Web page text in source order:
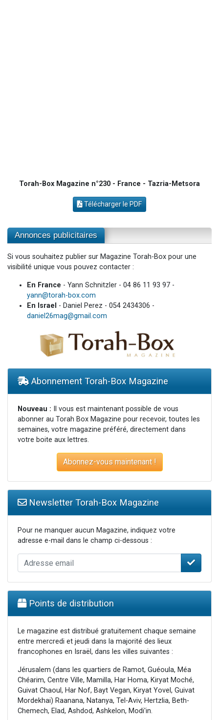
Torah-Box Magazine n°230 - France - Tazria-Metsora
Télécharger le PDF
Annonces publicitaires
Si vous souhaitez publier sur Magazine Torah-Box pour une
visibilité unique vous pouvez contacter :
En France - Yann Schnitzler - 04 86 11 93 97 -
yann@torah-box.com
En Israel - Daniel Perez - 054 2434306 -
daniel26mag@gmail.com
Abonnement Torah-Box Magazine
Nouveau : Il vous est maintenant possible de vous
abonner au Torah Box Magazine pour recevoir, toutes les
semaines, votre magazine préféré, directement dans
votre boite aux lettres.
Abonnez-vous maintenant !
Newsletter Torah-Box Magazine
Pour ne manquer aucun Magazine, indiquez votre
adresse e-mail dans le champ ci-dessous :
Points de distribution
Le magazine est distribué gratuitement chaque semaine
entre mercredi et jeudi dans la majorité des lieux
francophones en Israël, dans les villes suivantes :
Jérusalem (dans les quartiers de Ramot, Guéoula, Méa
Chéarim, Centre Ville, Mamilla, Har Homa, Kiryat Moché,
Guivat Chaoul, Har Nof, Bayt Vegan, Kiryat Yovel, Guivat
Mordekhai) Raanana, Natanya, Tel-Aviv, Hertzlia, Beth-
Chemech, Elad, Ashdod, Ashkelon, Modi'in.